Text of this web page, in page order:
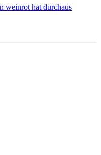
weinrot hat durchaus